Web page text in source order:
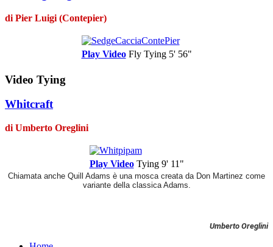
di Pier Luigi (Contepier)
Play Video Fly Tying 5' 56"
Video Tying
Whitcraft
di Umberto Oreglini
Play Video Tying 9' 11"
Chiamata anche Quill Adams è una mosca creata da Don Martinez come
variante della classica Adams.
Umberto Oreglini